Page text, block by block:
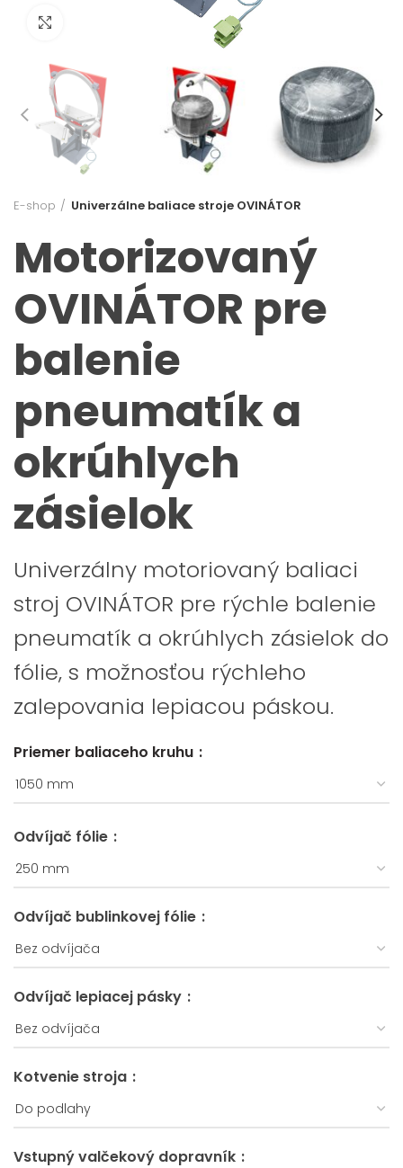
E-shop Univerzálne baliace stroje OVINÁTOR
Motorizovaný
OVINÁTOR pre
balenie
pneumatík a
okrúhlych
zásielok
Univerzálny motoriovaný baliaci
stroj OVINÁTOR pre rýchle balenie
pneumatík a okrúhlych zásielok do
fólie, s možnosťou rýchleho
zalepovania lepiacou páskou.
Priemer baliaceho kruhu
Odvíjač fólie
Odvíjač bublinkovej fólie
Odvíjač lepiacej pásky
Kotvenie stroja
Vstupný valčekový dopravník